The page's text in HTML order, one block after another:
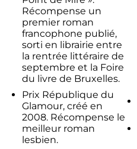
Récompense un
premier roman
francophone publié,
sorti en librairie entre
la rentrée littéraire de
septembre et la Foire
du livre de Bruxelles.
Prix République du
Glamour, créé en
2008. Récompense le
meilleur roman
lesbien.